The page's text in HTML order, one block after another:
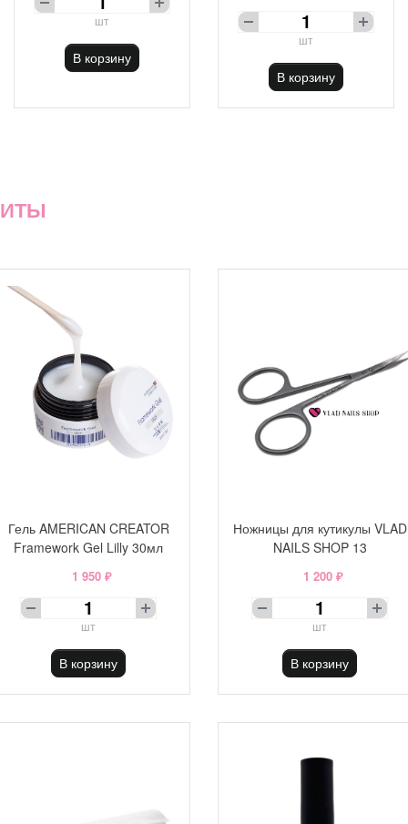
шт
В корзину
шт
В корзину
Гель AMERICAN CREATOR
Framework Gel Lilly 30мл
1 950 ₽
шт
В корзину
Ножницы для кутикулы VLAD
NAILS SHOP 13
1 200 ₽
шт
В корзину